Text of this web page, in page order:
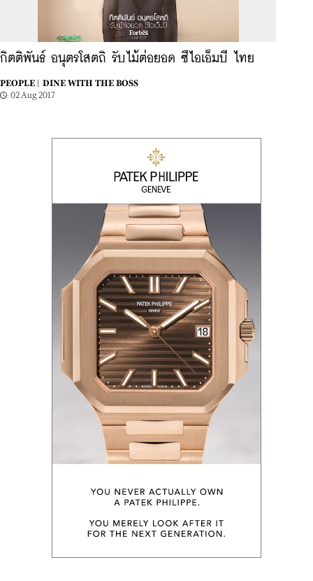
กิตติพันธ์ อนุตรโสตถิ รับไม้ต่อยอด ซีไอเอ็มบี ไทย
PEOPLE |
DINE WITH THE BOSS
02 Aug 2017